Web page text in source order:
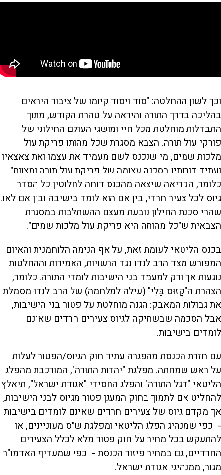
וכך לשון ההחלטה: "סוד ויסוד קיומו של ציבור היראים
בהליכה בדרך התורה והיראה על טהרת הקודש, מתוך
התבדלות מוחלטת מכל חיי ומושגי העולם החילוני של
פורקי עול תורה. הצבא מסגרת שכל מהותו פריקת עול
מלכות שמים, מי שנכנס לשם מעמיד את עצמו ואת צאצאיו
ועתיד דורותיו בסכנה עצומה של פריקת עול תורה ומצוות".
כלומר, הקריאה שיצאה מהכנס דוחה לחלוטין כל הסדר
גיוס לכל צעיר חרדי, בין אם הוא לומד בישיבה ובין אם לאו.
שהרי סכנת החילון נובעת מעצם ההשתלבות במסגרת
הצבאית ש"כל מהותה היא פריקת עול מלכות שמים".
בכנס הליטאי לעומת זאת, על אף הנימה הלוחמנית והאיום
המפורש מצד הרב לנדו נגד הרשויות, האמירות וההחלטות
נוגעות אך ורק למעמד בני הישיבות לומדי התורה. כלומר,
הצהרת ה"קָזוּס בֵּלִי" (עילה למלחמה) של הרב לנדו מסמלת
את גבולות המאבק: הגנה מוחלטת על פטור בני הישיבות,
אבל הסכמה שבשתיקה לגיוס צעירים חרדים שאינם
לומדים בישיבות.
עם חזרת הכנסת מהפגרה עתיד חוק הגיוס/הפטור לעלות
על ראש שמחתה. מפלגת "יהדות התורה", המורכבת מהפלג
הליטאי "דגל התורה" והפלג החסידי "אגודת ישראל", תיאלץ
להחליט אם לתמוך בחוק המעגן פטור מגיוס לבני הישיבות,
אך מקדם גיוס של צעירים חרדים שאינם לומדים בישיבות
- כפי שמנהיג הפלג הליטאי ומפלגת ש"ס מעוניינים, או
להתעקש בכל מחיר על חוק פטור מלא לכלל הצעירים
החרדיים, גם במחיר פיזור הכנסת - כפי שמעדיף האדמו"ר
מגור, ממנהיגי אגודת ישראל.